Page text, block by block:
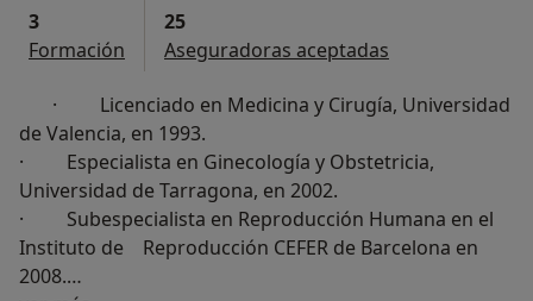
3
Formación
25
Aseguradoras aceptadas
· Licenciado en Medicina y Cirugía, Universidad
de Valencia, en 1993.
· Especialista en Ginecología y Obstetricia,
Universidad de Tarragona, en 2002.
· Subespecialista en Reproducción Humana en el
Instituto de Reproducción CEFER de Barcelona en
2008.